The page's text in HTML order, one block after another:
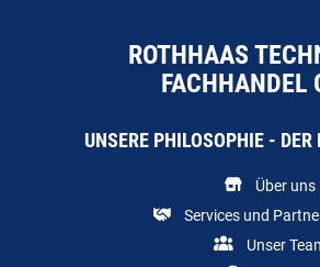
ROTHHAAS
FACHHANDEL
UNSERE PHILOSOPHIE - DER
Über uns
Services und
Unser